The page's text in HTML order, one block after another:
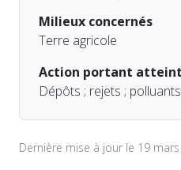
Milieux concernés
Terre agricole
Action portant
Dépôts ; rejets ; polluants
Dernière mise à jour le 19